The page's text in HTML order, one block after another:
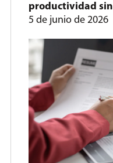
productividad
5 de junio de 2026